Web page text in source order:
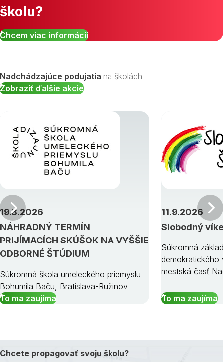
Zobraziť všetky študijné odbory »
školu?
Chcem viac informácií
Nadchádzajúce podujatia na školách
Zobraziť ďalšie akcie
NÁHRADNÝ TERMÍN
PRIJÍMACÍCH SKÚŠOK NA VYŠŠIE
ODBORNÉ ŠTÚDIUM
19.8.2026
Súkromná škola umeleckého priemyslu
Bohumila Baču, Bratislava-Ružinov
To ma zaujíma
Slobodný
11.9.2026
Súkromná
demokratického
mestská časť
To ma zaujíma
Predchádzajúci
Chcete propagovať svoju školu?